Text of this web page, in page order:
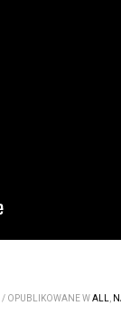
/ OPUBLIKOWANE WALL